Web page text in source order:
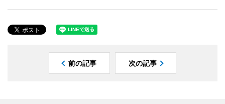
前の記事 次の記事